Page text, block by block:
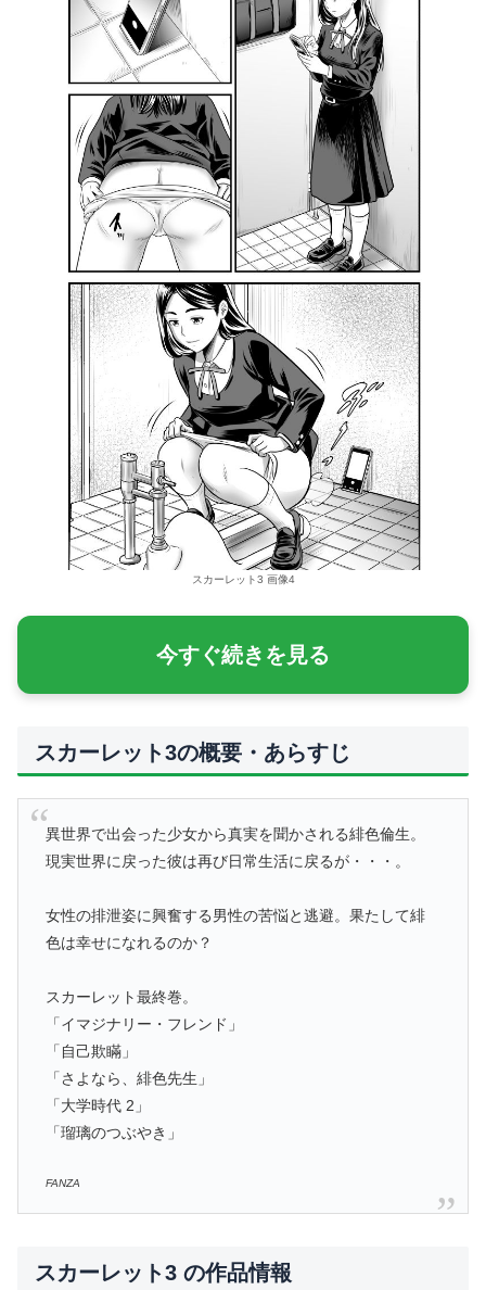
スカーレット3 画像4
今すぐ続きを見る
スカーレット3の概要・あらすじ
異世界で出会った少女から真実を聞かされる緋色倫生。
現実世界に戻った彼は再び日常生活に戻るが・・・。
女性の排泄姿に興奮する男性の苦悩と逃避。果たして緋
色は幸せになれるのか？
スカーレット最終巻。
「イマジナリー・フレンド」
「自己欺瞞」
「さよなら、緋色先生」
「大学時代 2」
「瑠璃のつぶやき」
FANZA
スカーレット3 の作品情報